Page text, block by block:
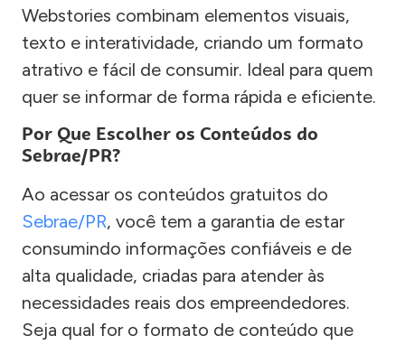
Webstories combinam elementos visuais,
texto e interatividade, criando um formato
atrativo e fácil de consumir. Ideal para quem
quer se informar de forma rápida e eficiente.
Por Que Escolher os Conteúdos do
Sebrae/PR?
Ao acessar os conteúdos gratuitos do
Sebrae/PR, você tem a garantia de estar
consumindo informações confiáveis e de
alta qualidade, criadas para atender às
necessidades reais dos empreendedores.
Seja qual for o formato de conteúdo que